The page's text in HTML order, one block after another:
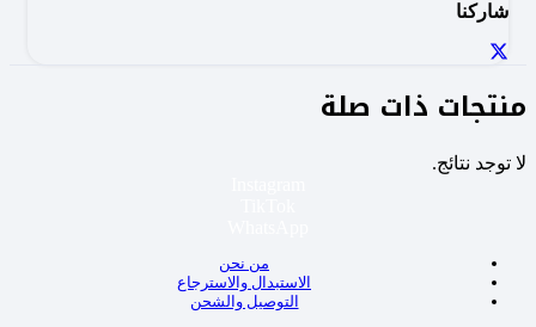
شاركنا
منتجات ذات صلة
لا توجد نتائج.
من نحن
الاستبدال والاسترجاع
التوصيل والشحن